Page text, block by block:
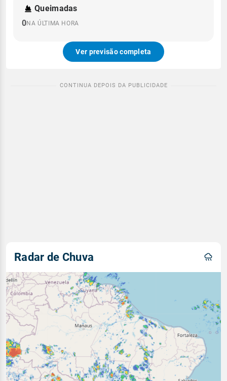
Queimadas
0NA ÚLTIMA HORA
Ver previsão completa
Radar de Chuva